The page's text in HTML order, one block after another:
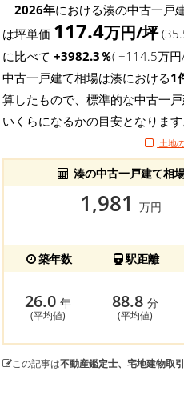
2026年における湊の中古一戸
は坪単価 117.4万円/坪
に比べて +3982.3％( +114.5万円
中古一戸建て相場は湊における1
算したもので、標準的な中古一
いくらになるかの目安となります
土地
湊の中古一戸建て相
1,981 万円
築年数 駅距離
26.0 年
(平均値)
88.8分
(平均値)
この記事は不動産鑑定士、宅地建物取